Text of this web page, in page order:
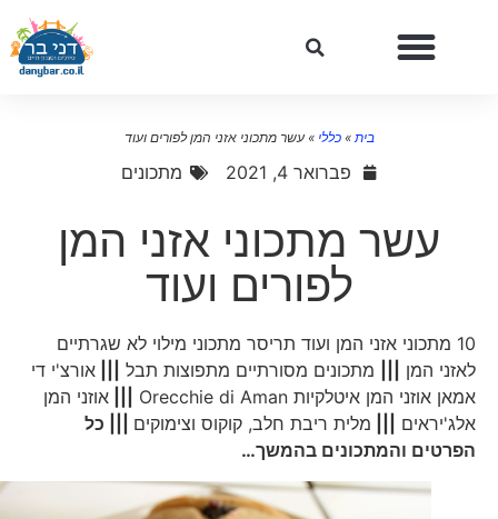
»כללי»עשר מתכוני אזני המן לפורים ועוד
פברואר 4, 2021 מתכונים
עשר מתכוני אזני המן
לפורים ועוד
10 מתכוני אזני המן ועוד תריסר מתכוני מילוי לא שגרתיים
לאזני המן||| מתכונים מסורתיים מתפוצות תבל|||
אורצ'י די
אמאן אוזני המן איטלקיות Orecchie di Aman
|||
אוזני המן
אלג'יראים||| מלית ריבת חלב, קוקוס וצימוקים||| כל
הפרטים והמתכונים בהמשך…